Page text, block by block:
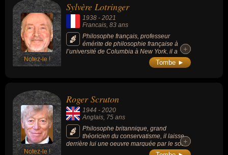
Notez-le !
Sylvère Lotringer
1938 - 2021
Francais, 83 ans
Philosophe français, professeur
émérite de philosophie française à
l’université de Columbia à New York, il a
largement contribué au rayonnement nord-
américain de la pensée française,
+
+
Tombe ►
Notez-le !
Roger Scruton
1944 - 2020
Anglais , 75 ans
Philosophe britannique, grand
théoricien du conservatisme, il laisse
derrière lui une oeuvre marquée par le souci
de préserver la beauté. Il est l’auteur de plus
+
+